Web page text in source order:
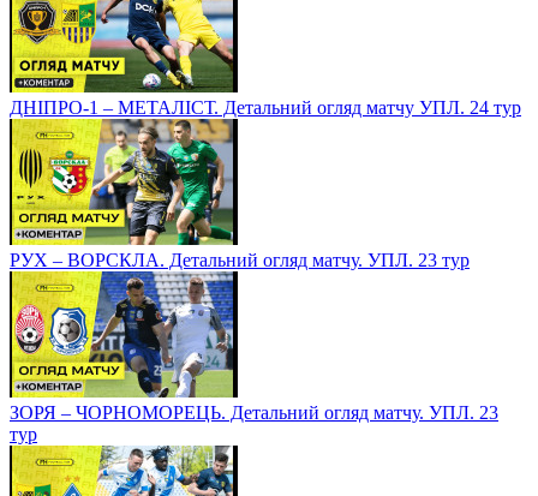
ДНІПРО-1 – МЕТАЛІСТ. Детальний огляд матчу УПЛ. 24 тур
РУХ – ВОРСКЛА. Детальний огляд матчу. УПЛ. 23 тур
ЗОРЯ – ЧОРНОМОРЕЦЬ. Детальний огляд матчу. УПЛ. 23
тур